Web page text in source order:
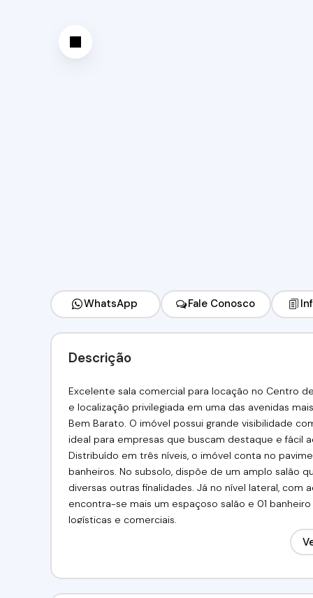
WhatsApp Fale Conosco
Descrição
Excelente sala comercial para locação no Centro
e localização privilegiada em uma das avenidas
Bem Barato. O imóvel possui grande visibilidade
ideal para empresas que buscam destaque e fácil
Distribuído em três níveis, o imóvel conta no
banheiros. No subsolo, dispõe de um amplo salão
diversas outras finalidades. Já no nível lateral,
encontra-se mais um espaçoso salão e 01
logísticas e comerciais.
Sua localização estratégica no Centro de Cotia
supermercados, restaurantes, farmácias e aos